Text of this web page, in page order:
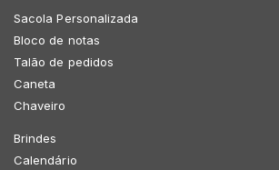
Sacola Personalizada
Bloco de notas
Talão de pedidos
Caneta
Chaveiro
Brindes
Calendário